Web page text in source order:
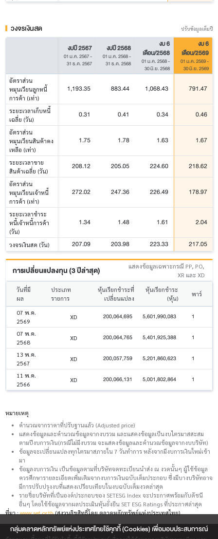
วงจรเงินสด ปรับข้อมูลเต็มปี
งบปี 2567
01 ม.ค. 2567-
31 ธ.ค. 2567
งบปี 2568
01 ม.ค. 2568-
31 ธ.ค. 2568
งบ 6
เดือน/2568
01 ม.ค. 2568-
30 มิ.ย. 2568
งบ 6
เดือน/2569
01 ม.ค. 2569-
30 มิ.ย. 2569
อัตราส่วน
หมุนเวียนลูกหนี้
การค้า (เท่า)
1,193.35 883.44 1,068.43 791.47
ระยะเวลาเก็บหนี้
เฉลี่ย (วัน)
0.31 0.41 0.34 0.46
อัตราส่วน
หมุนเวียนสินค้าคง
เหลือ (เท่า)
1.75 1.78 1.63 1.67
ระยะเวลาขาย
สินค้าเฉลี่ย (วัน)
208.12 205.05 224.60 218.62
อัตราส่วน
หมุนเวียนเจ้าหนี้
การค้า (เท่า)
272.02 247.36 226.49 178.97
ระยะเวลาชำระ
หนี้เจ้าหนี้การค้า
(วัน)
1.34 1.48 1.61 2.04
วงจรเงินสด (วัน) 207.09 203.98 223.33 217.05
การเปลี่ยนแปลงทุน (3 ปีล่าสุด)
แสดงข้อมูลเฉพาะกรณี PP, PO,
XR และ XD
วันที่มี
ผล
ประเภท
รายการ
หุ้นเรียกชำระที่
เปลี่ยนแปลง
หุ้นเรียกชำระ
(หุ้น)
พาร์
07 พ.ค.
2569
XD 200,064,695 5,601,990,083 1
07 พ.ค.
2568
XD 200,064,765 5,401,925,388 1
13 พ.ค.
2567
XD 200,057,759 5,201,860,623 1
11 พ.ค.
2566
XD 200,066,131 5,001,802,864 1
หมายเหตุ
คำนวณจากราคาที่ปรับฐานแล้ว (Adjusted price)
แสดงข้อมูลและคำนวณข้อมูลจากงบรวม และแสดงข้อมูลเป็นงบไตรมาสสะสม
ตามปีงบการเงิน(กรณีไม่มีงบรวม จะแสดงข้อมูลและคำนวณข้อมูลจากงบบริษัท)
ข้อมูลจะเปลี่ยนแปลงทุกไตรมาสภายใน 7 วันทำการ หลังจากมีงบการเงินใหม่เข้า
มา
ข้อมูลงบการเงิน เป็นข้อมูลตามที่บริษัทจดทะเบียนนำส่ง ณ งวดนั้นๆ ผู้ใช้ข้อมูล
ควรศึกษารายละเอียดเพิ่มเติมจากงบการเงินฉบับเต็มประกอบ ซึ่งมีบางบริษัทอาจ
มีการปรับปรุงงบที่แสดงเปรียบเทียบในงบฉบับเต็มงวดล่าสุด
รายชื่อบริษัทที่เป็นองค์ประกอบของ SETESG Index จะประกาศพร้อมกับดัชนี
อื่นๆ โดยใช้ข้อมูลจากผลประเมินหุ้นยั่งยืน SET ESG Ratings ที่ประกาศล่าสุด
ที่มา :www.set.or.th(สงวนลิขสิทธิ์โดย ตลาดหลักทรัพย์แห่งประเทศไทย)
กลุ่มตลาดหลักทรัพย์แห่งประเทศไทยใช้คุกกี้ (Cookies) เพื่อมอบประสบการณ์